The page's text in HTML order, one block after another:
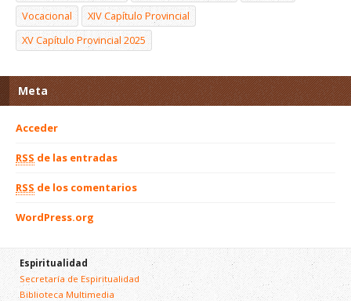
Vocacional
XIV Capítulo Provincial
XV Capítulo Provincial 2025
Meta
Acceder
RSS de las entradas
RSS de los comentarios
WordPress.org
Espiritualidad
Secretaría de Espiritualidad
Biblioteca Multimedia